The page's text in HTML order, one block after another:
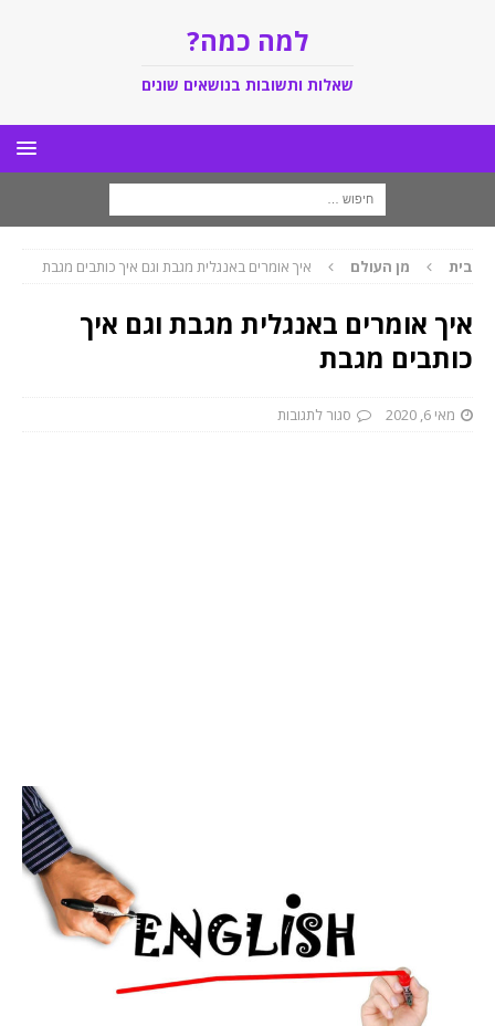
למה כמה?
שאלות ותשובות בנושאים שונים
בית מן העולם איך אומרים באנגלית מגבת וגם איך כותבים מגבת
איך אומרים באנגלית מגבת וגם איך
כותבים מגבת
מאי 6, 2020 סגור לתגובות